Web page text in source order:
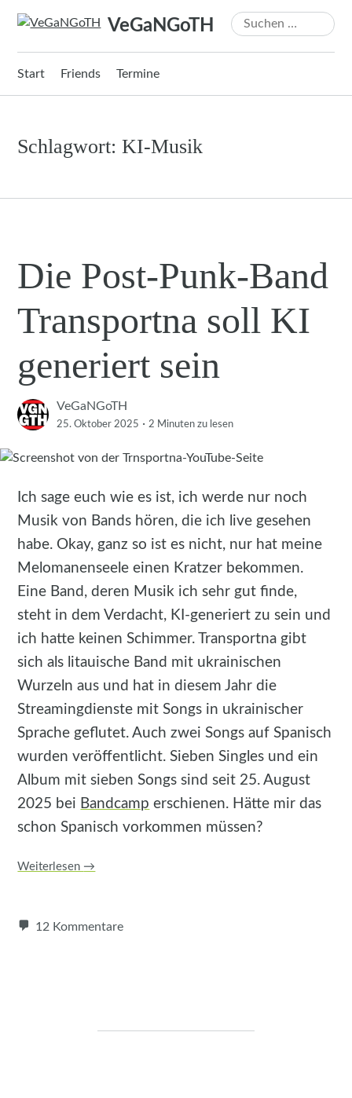
Inhalt
VeGaNGoTH
Suchen
nach:
Start Friends Termine
Schlagwort:KI-Musik
Die Post-Punk-Band
Transportna soll KI
generiert sein
VeGaNGoTH
25. Oktober 2025 · 2 Minuten zu lesen
Ich sage euch wie es ist, ich werde nur noch
Musik von Bands hören, die ich live gesehen
habe. Okay, ganz so ist es nicht, nur hat meine
Melomanenseele einen Kratzer bekommen.
Eine Band, deren Musik ich sehr gut finde,
steht in dem Verdacht, KI-generiert zu sein und
ich hatte keinen Schimmer. Transportna gibt
sich als litauische Band mit ukrainischen
Wurzeln aus und hat in diesem Jahr die
Streamingdienste mit Songs in ukrainischer
Sprache geflutet. Auch zwei Songs auf Spanisch
wurden veröffentlicht. Sieben Singles und ein
Album mit sieben Songs sind seit 25. August
2025 bei Bandcamp erschienen. Hätte mir das
schon Spanisch vorkommen müssen?
Weiterlesen →
12 Kommentare